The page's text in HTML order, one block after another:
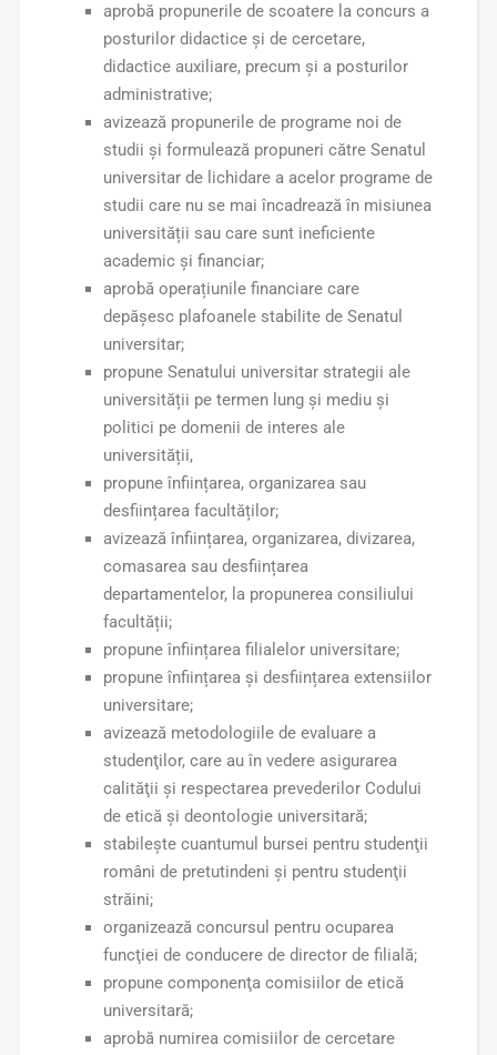
aprobă propunerile de scoatere la concurs a
posturilor didactice și de cercetare,
didactice auxiliare, precum și a posturilor
administrative;
avizează propunerile de programe noi de
studii și formulează propuneri către Senatul
universitar de lichidare a acelor programe de
studii care nu se mai încadrează în misiunea
universității sau care sunt ineficiente
academic și financiar;
aprobă operațiunile financiare care
depășesc plafoanele stabilite de Senatul
universitar;
propune Senatului universitar strategii ale
universității pe termen lung și mediu și
politici pe domenii de interes ale
universității,
propune înființarea, organizarea sau
desființarea facultăților;
avizează înființarea, organizarea, divizarea,
comasarea sau desființarea
departamentelor, la propunerea consiliului
facultății;
propune înființarea filialelor universitare;
propune înființarea și desființarea extensiilor
universitare;
avizează metodologiile de evaluare a
studenţilor, care au în vedere asigurarea
calităţii şi respectarea prevederilor Codului
de etică şi deontologie universitară;
stabilește cuantumul bursei pentru studenţii
români de pretutindeni şi pentru studenţii
străini;
organizează concursul pentru ocuparea
funcţiei de conducere de director de filială;
propune componenţa comisiilor de etică
universitară;
aprobă numirea comisiilor de cercetare